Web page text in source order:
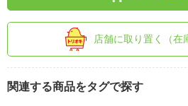
店舗に取り置く（在
関連する商品をタグで探す